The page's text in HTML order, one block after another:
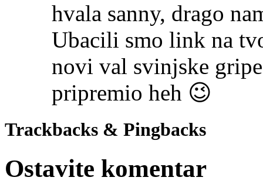
hvala sanny, drago
Ubacili smo link na
novi val svinjske
pripremio heh 😉
Trackbacks & Pingbacks
Ostavite komentar